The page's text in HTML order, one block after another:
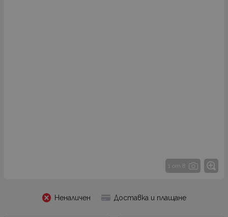
1 от 8
Неналичен Доставка и плащане